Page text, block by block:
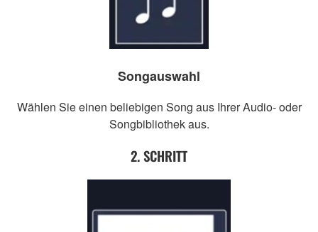
Songauswahl
Wählen Sie einen beliebigen Song aus Ihrer Audio- oder
Songbibliothek aus.
2. SCHRITT